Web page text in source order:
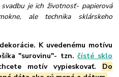
je ich životnosť- papierová
ale technika sklárskeho
K uvedenému motívu
"surovinu"- tzn.čísté sklo
motív vypieskovať. Do